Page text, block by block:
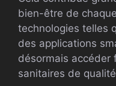
bien-être de
technologies telles
des applications
désormais accéder
sanitaires de